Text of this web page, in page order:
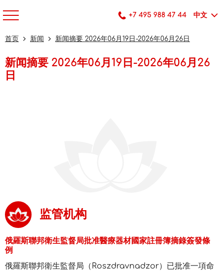
+7 495 988 47 44 中文
首页 新闻 新闻摘要 2026年06月19日-2026年06月26日
新闻摘要 2026年06月19日-2026年06月26
日
监管机构
俄羅斯聯邦衛生監督局批准醫療器材國家註冊簿摘錄簽發條
例
俄羅斯聯邦衛生監督局（Roszdravnadzor）已批准一項命